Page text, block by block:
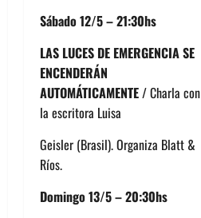
Sábado 12/5 – 21:30hs
LAS LUCES DE EMERGENCIA SE
ENCENDERÁN
AUTOMÁTICAMENTE/ Charla con
la escritora Luisa
Geisler (Brasil). Organiza Blatt &
Ríos.
Domingo 13/5 – 20:30hs